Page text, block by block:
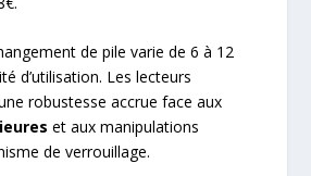
de pile varie de 6 à 12
d’utilisation. Les lecteurs
robustesse accrue face aux
et aux manipulations
de verrouillage.